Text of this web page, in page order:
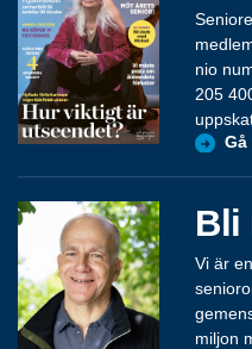
nio
205
Bli
Vi är
miljon